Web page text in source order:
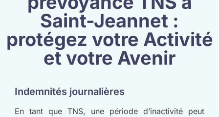
Saint-Jeannet :
protégez votre Activité
et votre Avenir
Indemnités journalières
En tant que TNS, une période d’inactivité peut